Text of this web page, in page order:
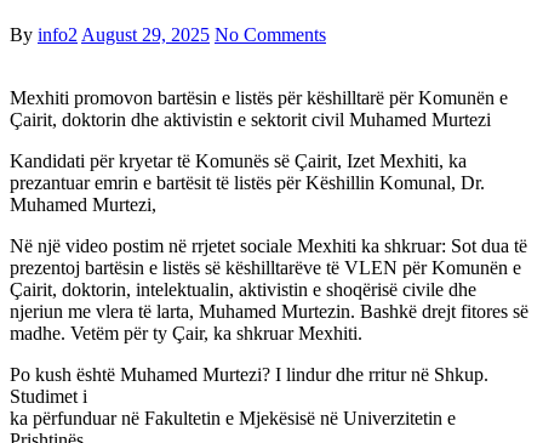
By info2 August 29, 2025 No Comments
Mexhiti promovon bartësin e listës për këshilltarë për Komunën e
Çairit, doktorin dhe aktivistin e sektorit civil Muhamed Murtezi
Kandidati për kryetar të Komunës së Çairit, Izet Mexhiti, ka
prezantuar emrin e bartësit të listës për Këshillin Komunal, Dr.
Muhamed Murtezi,
Në një video postim në rrjetet sociale Mexhiti ka shkruar: Sot dua të
prezentoj bartësin e listës së këshilltarëve të VLEN për Komunën e
Çairit, doktorin, intelektualin, aktivistin e shoqërisë civile dhe
njeriun me vlera të larta, Muhamed Murtezin. Bashkë drejt fitores së
madhe. Vetëm për ty Çair, ka shkruar Mexhiti.
Po kush është Muhamed Murtezi? I lindur dhe rritur në Shkup.
Studimet i
ka përfunduar në Fakultetin e Mjekësisë në Univerzitetin e